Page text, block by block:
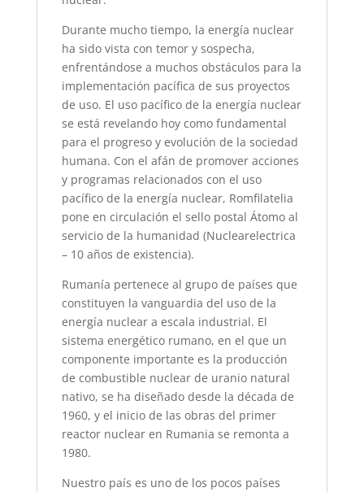
Durante mucho tiempo, la energía nuclear
ha sido vista con temor y sospecha,
enfrentándose a muchos obstáculos para la
implementación pacífica de sus proyectos
de uso. El uso pacífico de la energía nuclear
se está revelando hoy como fundamental
para el progreso y evolución de la sociedad
humana. Con el afán de promover acciones
y programas relacionados con el uso
pacífico de la energía nuclear, Romfilatelia
pone en circulación el sello postal Átomo al
servicio de la humanidad (Nuclearelectrica
– 10 años de existencia).
Rumanía pertenece al grupo de países que
constituyen la vanguardia del uso de la
energía nuclear a escala industrial. El
sistema energético rumano, en el que un
componente importante es la producción
de combustible nuclear de uranio natural
nativo, se ha diseñado desde la década de
1960, y el inicio de las obras del primer
reactor nuclear en Rumania se remonta a
1980.
Nuestro país es uno de los pocos países